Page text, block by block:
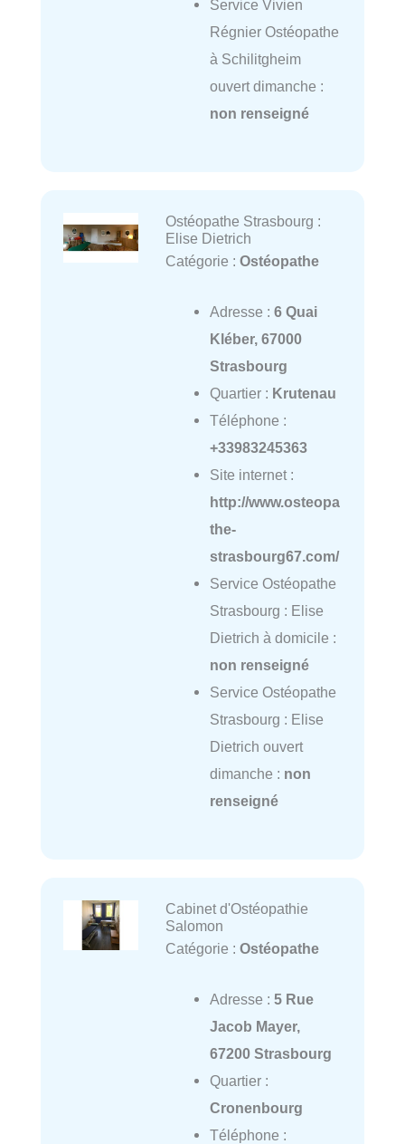
Service Vivien
Régnier Ostéopathe
à Schilitgheim
ouvert dimanche :
non renseigné
Ostéopathe Strasbourg :
Elise Dietrich
Catégorie : Ostéopathe
Adresse : 6 Quai
Kléber, 67000
Strasbourg
Quartier : Krutenau
Téléphone :
+33983245363
Site internet :
http://www.osteopa
the-
strasbourg67.com/
Service Ostéopathe
Strasbourg : Elise
Dietrich à domicile :
non renseigné
Service Ostéopathe
Strasbourg : Elise
Dietrich ouvert
dimanche : non
renseigné
Cabinet d'Ostéopathie
Salomon
Catégorie : Ostéopathe
Adresse : 5 Rue
Jacob Mayer,
67200 Strasbourg
Quartier :
Cronenbourg
Téléphone :